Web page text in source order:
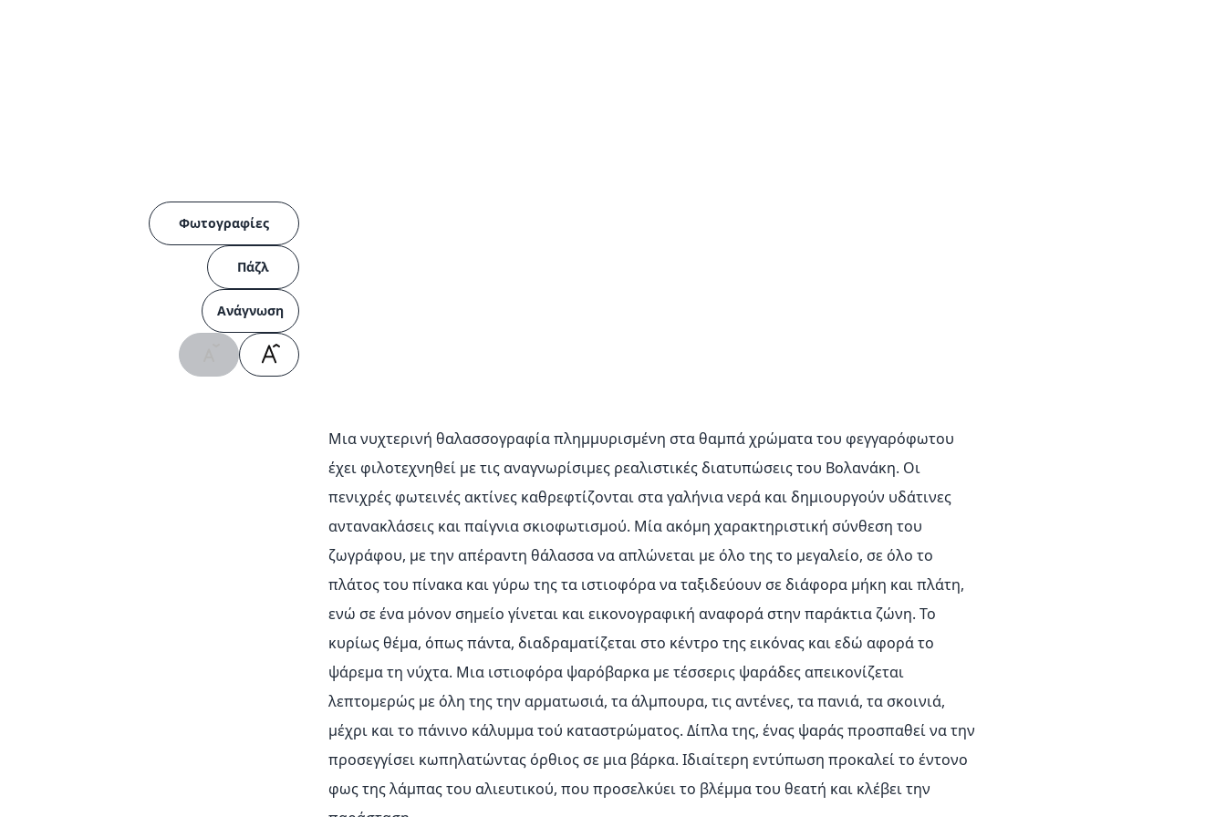
Φωτογραφίες
Πάζλ
Ανάγνωση
Μια νυχτερινή θαλασσογραφία πλημμυρισμένη στα θαμπά χρώματα του φεγγαρόφωτου
έχει φιλοτεχνηθεί με τις αναγνωρίσιμες ρεαλιστικές διατυπώσεις του Βολανάκη. Οι
πενιχρές φωτεινές ακτίνες καθρεφτίζονται στα γαλήνια νερά και δημιουργούν υδάτινες
αντανακλάσεις και παίγνια σκιοφωτισμού. Μία ακόμη χαρακτηριστική σύνθεση του
ζωγράφου, με την απέραντη θάλασσα να απλώνεται με όλο της το μεγαλείο, σε όλο το
πλάτος του πίνακα και γύρω της τα ιστιοφόρα να ταξιδεύουν σε διάφορα μήκη και πλάτη,
ενώ σε ένα μόνον σημείο γίνεται και εικονογραφική αναφορά στην παράκτια ζώνη. Το
κυρίως θέμα, όπως πάντα, διαδραματίζεται στο κέντρο της εικόνας και εδώ αφορά το
ψάρεμα τη νύχτα. Μια ιστιοφόρα ψαρόβαρκα με τέσσερις ψαράδες απεικονίζεται
λεπτομερώς με όλη της την αρματωσιά, τα άλμπουρα, τις αντένες, τα πανιά, τα σκοινιά,
μέχρι και το πάνινο κάλυμμα τού καταστρώματος. Δίπλα της, ένας ψαράς προσπαθεί να την
προσεγγίσει κωπηλατώντας όρθιος σε μια βάρκα. Ιδιαίτερη εντύπωση προκαλεί το έντονο
φως της λάμπας του αλιευτικού, που προσελκύει το βλέμμα του θεατή και κλέβει την